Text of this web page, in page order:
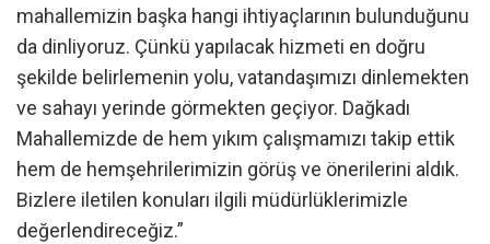
mahallemizin başka hangi ihtiyaçlarının bulunduğunu
da dinliyoruz. Çünkü yapılacak hizmeti en doğru
şekilde belirlemenin yolu, vatandaşımızı dinlemekten
ve sahayı yerinde görmekten geçiyor. Dağkadı
Mahallemizde de hem yıkım çalışmamızı takip ettik
hem de hemşehrilerimizin görüş ve önerilerini aldık.
Bizlere iletilen konuları ilgili müdürlüklerimizle
değerlendireceğiz.”